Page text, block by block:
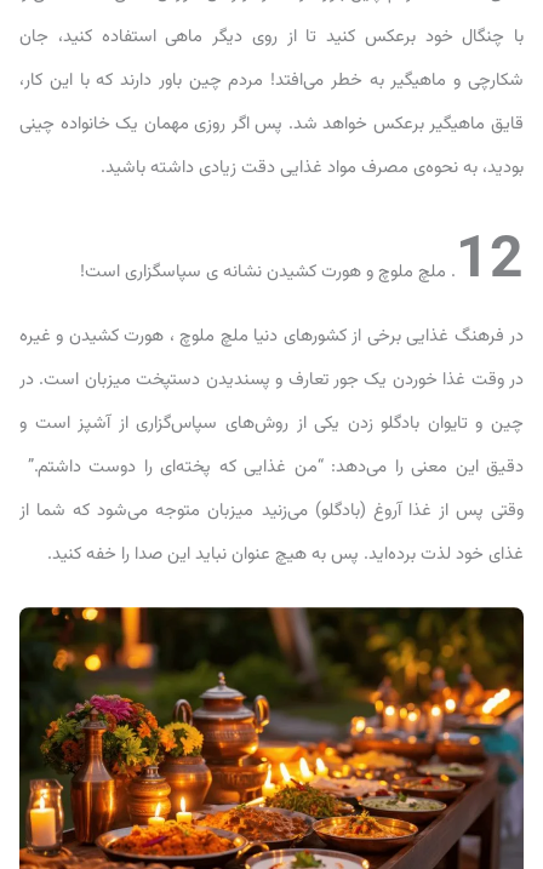
با چنگال خود برعکس کنید تا از روی دیگر ماهی استفاده کنید، جان
شکارچی و ماهیگیر به خطر می‌افتد! مردم چین باور دارند که با این کار،
قایق ماهیگیر برعکس خواهد شد. پس اگر روزی مهمان یک خانواده چینی
بودید، به نحوه‌ی مصرف مواد غذایی دقت زیادی داشته باشید.
12 . ملچ ملوچ و هورت کشیدن نشانه‌ ی سپاسگزاری است!
در فرهنگ‌ غذایی برخی از کشورهای دنیا ملچ ملوچ ، هورت کشیدن و غیره
در وقت غذا خوردن یک جور تعارف و پسندیدن دستپخت میزبان است. در
چین و تایوان بادگلو زدن یکی از روش‌های سپاس‌گزاری از آشپز است و
دقیق این معنی را می‌دهد: “من غذایی که پخته‌ای را دوست داشتم.”
وقتی پس از غذا آروغ (بادگلو) می‌زنید میزبان متوجه می‌شود که شما از
غذای خود لذت برده‌اید. پس به هیچ عنوان نباید این صدا را خفه کنید.